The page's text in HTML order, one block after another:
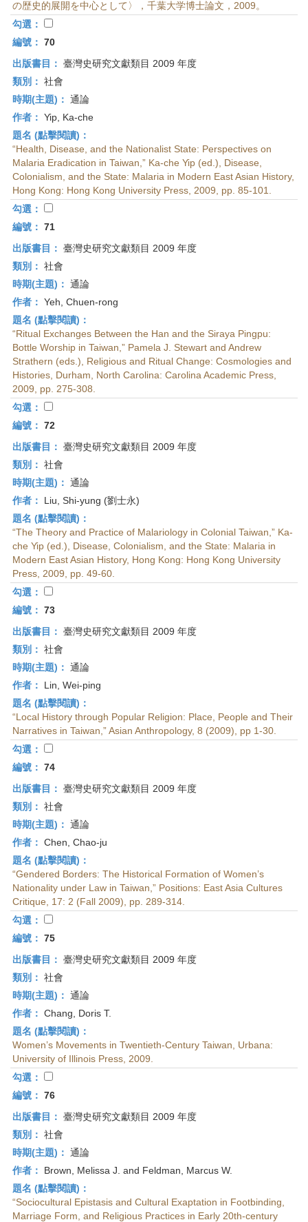
の歴史的展開を中心として〉，千葉大学博士論文，2009。
勾選：
編號： 70
出版書目： 臺灣史研究文獻類目 2009 年度
類別： 社會
時期(主題)： 通論
作者： Yip, Ka-che
題名 (點擊閱讀)：
“Health, Disease, and the Nationalist State: Perspectives on
Malaria Eradication in Taiwan,” Ka-che Yip (ed.), Disease,
Colonialism, and the State: Malaria in Modern East Asian History,
Hong Kong: Hong Kong University Press, 2009, pp. 85-101.
勾選：
編號： 71
出版書目： 臺灣史研究文獻類目 2009 年度
類別： 社會
時期(主題)： 通論
作者： Yeh, Chuen-rong
題名 (點擊閱讀)：
“Ritual Exchanges Between the Han and the Siraya Pingpu:
Bottle Worship in Taiwan,” Pamela J. Stewart and Andrew
Strathern (eds.), Re­ligious and Ritual Change: Cosmologies and
Histories, Durham, North Carolina: Carolina Academic Press,
2009, pp. 275-308.
勾選：
編號： 72
出版書目： 臺灣史研究文獻類目 2009 年度
類別： 社會
時期(主題)： 通論
作者：
Liu, Shi-yung (劉士永)
題名 (點擊閱讀)：
“The Theory and Practice of Malariology in Colonial Taiwan,” Ka-
che Yip (ed.), Disease, Colonialism, and the State: Malaria in
Modern East Asian History, Hong Kong: Hong Kong University
Press, 2009, pp. 49-60.
勾選：
編號： 73
出版書目： 臺灣史研究文獻類目 2009 年度
類別： 社會
時期(主題)： 通論
作者：
Lin, Wei-ping
題名 (點擊閱讀)：
“Local History through Popular Religion: Place, People and Their
Narratives in Taiwan,” Asian Anthropology, 8 (2009), pp 1-30.
勾選：
編號： 74
出版書目： 臺灣史研究文獻類目 2009 年度
類別： 社會
時期(主題)： 通論
作者： Chen, Chao-ju
題名 (點擊閱讀)：
“Gendered Borders: The Historical Formation of Women’s
Nationality under Law in Taiwan,” Positions: East Asia Cultures
Critique, 17: 2 (Fall 2009), pp. 289-314.
勾選：
編號： 75
出版書目： 臺灣史研究文獻類目 2009 年度
類別： 社會
時期(主題)： 通論
作者： Chang, Doris T.
題名 (點擊閱讀)：
Women’s Movements in Twentieth-Century Taiwan, Urbana:
University of Illinois Press, 2009.
勾選：
編號： 76
出版書目： 臺灣史研究文獻類目 2009 年度
類別： 社會
時期(主題)： 通論
作者：
Brown, Melissa J. and Feldman, Marcus W.
題名 (點擊閱讀)：
“Sociocultural Epistasis and Cultural Exaptation in Footbinding,
Marriage Form, and Religious Practices in Early 20th-century